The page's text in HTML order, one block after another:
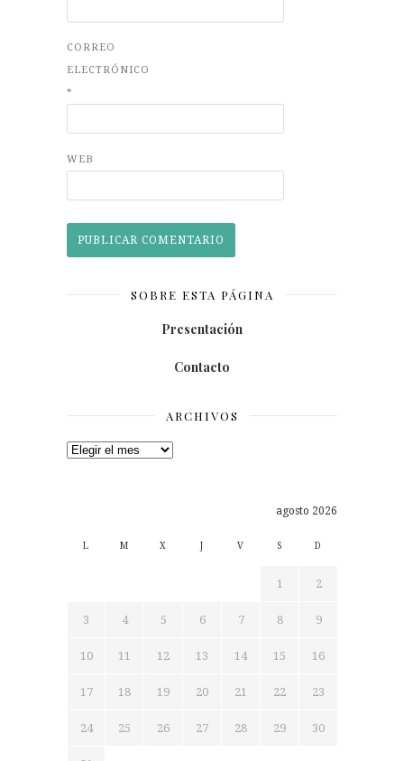
CORREO
ELECTRÓNICO
*
WEB
SOBRE ESTA PÁGINA
Presentación
Contacto
ARCHIVOS
Archivos
agosto 2026
L M X J V S D
1 2
3 4 5 6 7 8 9
10 11 12 13 14 15 16
17 18 19 20 21 22 23
24 25 26 27 28 29 30